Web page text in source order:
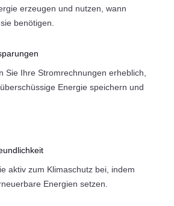
erzeugen und nutzen, wann
benötigen.
Sie Ihre Stromrechnungen erheblich,
Energie speichern und
aktiv zum Klimaschutz bei, indem
Energien setzen.